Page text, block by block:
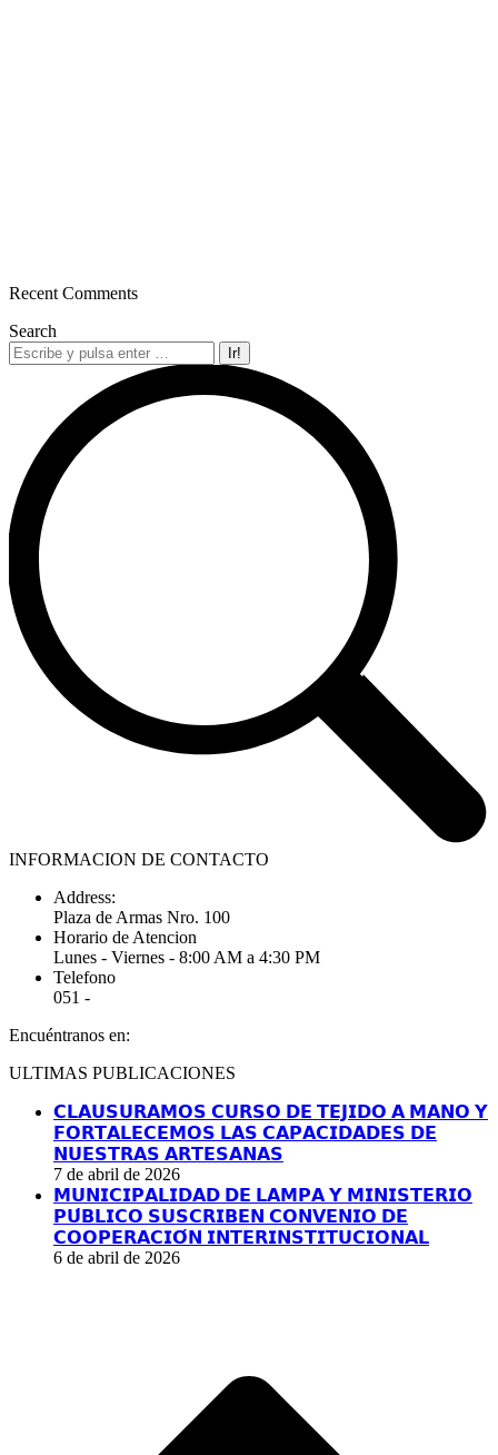
Recent Comments
Search
Buscar:
INFORMACION DE CONTACTO
Address:
Plaza de Armas Nro. 100
Horario de Atencion
Lunes - Viernes - 8:00 AM a 4:30 PM
Telefono
051 -
Encuéntranos en:
Facebook
opens
window
YouTube
opens
window
Linkedin
opens
window
Instagram
opens
window
ULTIMAS PUBLICACIONES
𝗖𝗟𝗔𝗨𝗦𝗨𝗥𝗔𝗠𝗢𝗦 𝗖𝗨𝗥𝗦𝗢 𝗗𝗘 𝗧𝗘𝗝𝗜𝗗𝗢 𝗔 𝗠𝗔𝗡𝗢 𝗬
𝗙𝗢𝗥𝗧𝗔𝗟𝗘𝗖𝗘𝗠𝗢𝗦 𝗟𝗔𝗦 𝗖𝗔𝗣𝗔𝗖𝗜𝗗𝗔𝗗𝗘𝗦 𝗗𝗘
𝗡𝗨𝗘𝗦𝗧𝗥𝗔𝗦 𝗔𝗥𝗧𝗘𝗦𝗔𝗡𝗔𝗦
7 de abril de 2026
𝗠𝗨𝗡𝗜𝗖𝗜𝗣𝗔𝗟𝗜𝗗𝗔𝗗 𝗗𝗘 𝗟𝗔𝗠𝗣𝗔 𝗬 𝗠𝗜𝗡𝗜𝗦𝗧𝗘𝗥𝗜𝗢
𝗣𝗨́𝗕𝗟𝗜𝗖𝗢 𝗦𝗨𝗦𝗖𝗥𝗜𝗕𝗘𝗡 𝗖𝗢𝗡𝗩𝗘𝗡𝗜𝗢 𝗗𝗘
𝗖𝗢𝗢𝗣𝗘𝗥𝗔𝗖𝗜𝗢́𝗡 𝗜𝗡𝗧𝗘𝗥𝗜𝗡𝗦𝗧𝗜𝗧𝗨𝗖𝗜𝗢𝗡𝗔𝗟
6 de abril de 2026